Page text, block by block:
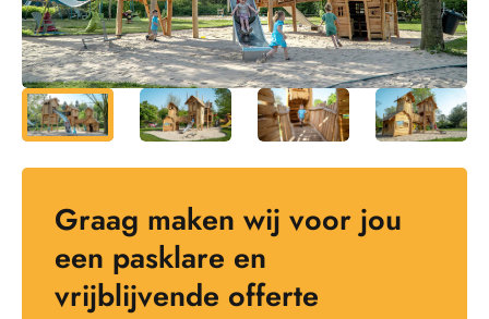
Graag maken wij voor jou
een pasklare en
vrijblijvende offerte